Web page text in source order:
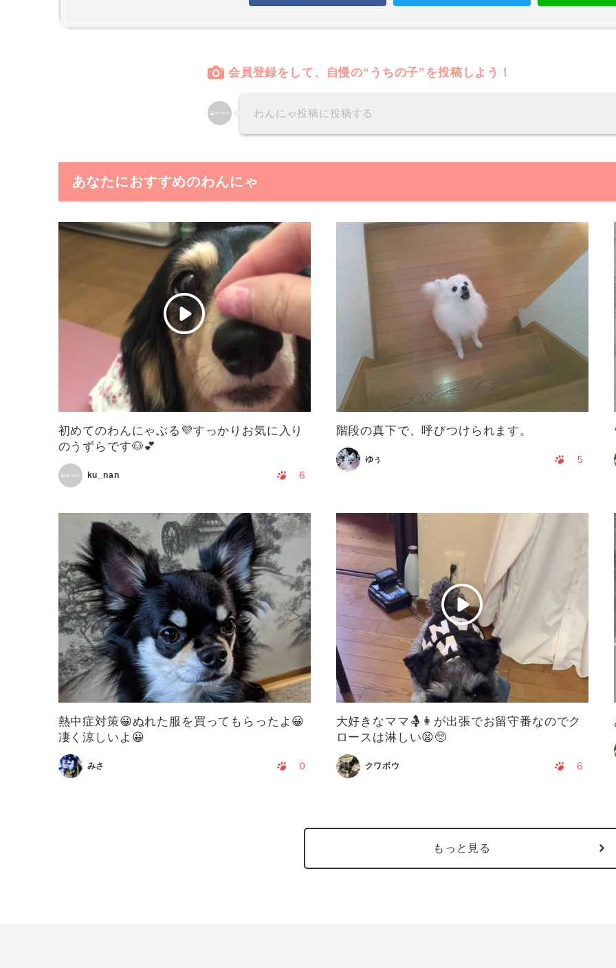
会員登録をして、自慢の“うちの子”を投稿しよう！
わんにゃ投稿に投稿する
あなたにおすすめのわんにゃ
初めてのわんにゃぶる💜すっかりお気に入り
のうずらです🐶💕
ku_nan 6
階段の真下で、呼びつけられます。
ゆぅ 5
熱中症対策😀ぬれた服を買ってもらったよ😀
凄く涼しいよ😀
みさ 0
大好きなママ🤱👩が出張でお留守番なのでク
ロースは淋しい😫🥺
クワボウ 6
もっと見る